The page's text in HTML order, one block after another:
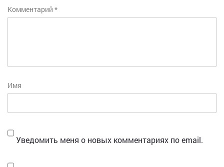
Комментарий *
Имя
Уведомить меня о новых комментариях по email.